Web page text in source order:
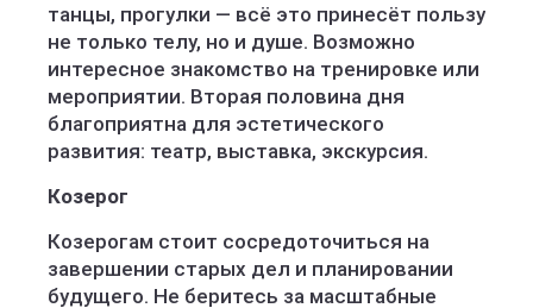
танцы, прогулки — всё это принесёт пользу
не только телу, но и душе. Возможно
интересное знакомство на тренировке или
мероприятии. Вторая половина дня
благоприятна для эстетического
развития: театр, выставка, экскурсия.
Козерог
Козерогам стоит сосредоточиться на
завершении старых дел и планировании
будущего. Не беритесь за масштабные